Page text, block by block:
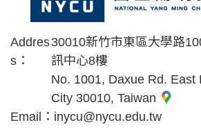
Addres
s：
30010新竹市東區大學路
訊中心8樓
No. 1001, Daxue Rd. East
City 30010, Taiwan
Email： inycu@nycu.edu.tw